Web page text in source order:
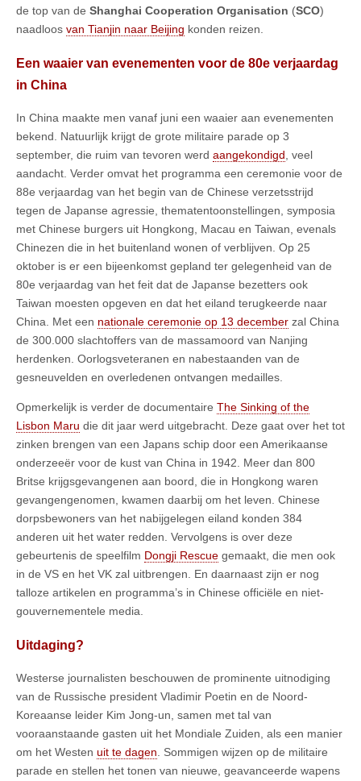
de top van de Shanghai Cooperation Organisation (SCO)
naadloos van Tianjin naar Beijing konden reizen.
Een waaier van evenementen voor de 80e verjaardag
in China
In China maakte men vanaf juni een waaier aan evenementen
bekend. Natuurlijk krijgt de grote militaire parade op 3
september, die ruim van tevoren werd aangekondigd, veel
aandacht. Verder omvat het programma een ceremonie voor de
88e verjaardag van het begin van de Chinese verzetsstrijd
tegen de Japanse agressie, thematentoonstellingen, symposia
met Chinese burgers uit Hongkong, Macau en Taiwan, evenals
Chinezen die in het buitenland wonen of verblijven. Op 25
oktober is er een bijeenkomst gepland ter gelegenheid van de
80e verjaardag van het feit dat de Japanse bezetters ook
Taiwan moesten opgeven en dat het eiland terugkeerde naar
China. Met een nationale ceremonie op 13 december zal China
de 300.000 slachtoffers van de massamoord van Nanjing
herdenken. Oorlogsveteranen en nabestaanden van de
gesneuvelden en overledenen ontvangen medailles.
Opmerkelijk is verder de documentaire The Sinking of the
Lisbon Maru die dit jaar werd uitgebracht. Deze gaat over het tot
zinken brengen van een Japans schip door een Amerikaanse
onderzeeër voor de kust van China in 1942. Meer dan 800
Britse krijgsgevangenen aan boord, die in Hongkong waren
gevangengenomen, kwamen daarbij om het leven. Chinese
dorpsbewoners van het nabijgelegen eiland konden 384
anderen uit het water redden. Vervolgens is over deze
gebeurtenis de speelfilm Dongji Rescue gemaakt, die men ook
in de VS en het VK zal uitbrengen. En daarnaast zijn er nog
talloze artikelen en programma’s in Chinese officiële en niet-
gouvernementele media.
Uitdaging?
Westerse journalisten beschouwen de prominente uitnodiging
van de Russische president Vladimir Poetin en de Noord-
Koreaanse leider Kim Jong-un, samen met tal van
vooraanstaande gasten uit het Mondiale Zuiden, als een manier
om het Westen uit te dagen . Sommigen wijzen op de militaire
parade en stellen het tonen van nieuwe, geavanceerde wapens